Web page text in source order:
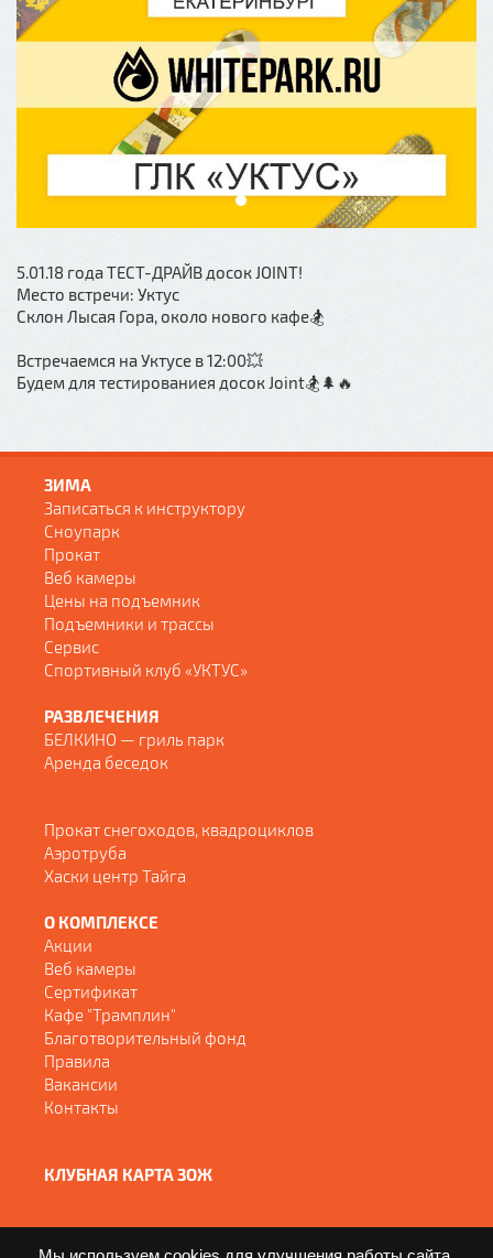
5.01.18 года ТЕСТ-ДРАЙВ досок JOINT!
Место встречи: Уктус
Склон Лысая Гора, около нового кафе🏂
Встречаемся на Уктусе в 12:00💥
Будем для тестированиея досок Joint🏂🌲🔥
ЗИМА
Записаться к инструктору
Сноупарк
Прокат
Веб камеры
Цены на подъемник
Подъемники и трассы
Сервис
Спортивный клуб «УКТУС»
РАЗВЛЕЧЕНИЯ
БЕЛКИНО — гриль парк
Аренда беседок
Прокат снегоходов, квадроциклов
Аэротруба
Хаски центр Тайга
О КОМПЛЕКСЕ
Акции
Веб камеры
Сертификат
Кафе "Трамплин"
Благотворительный фонд
Правила
Вакансии
Контакты
КЛУБНАЯ КАРТА ЗОЖ